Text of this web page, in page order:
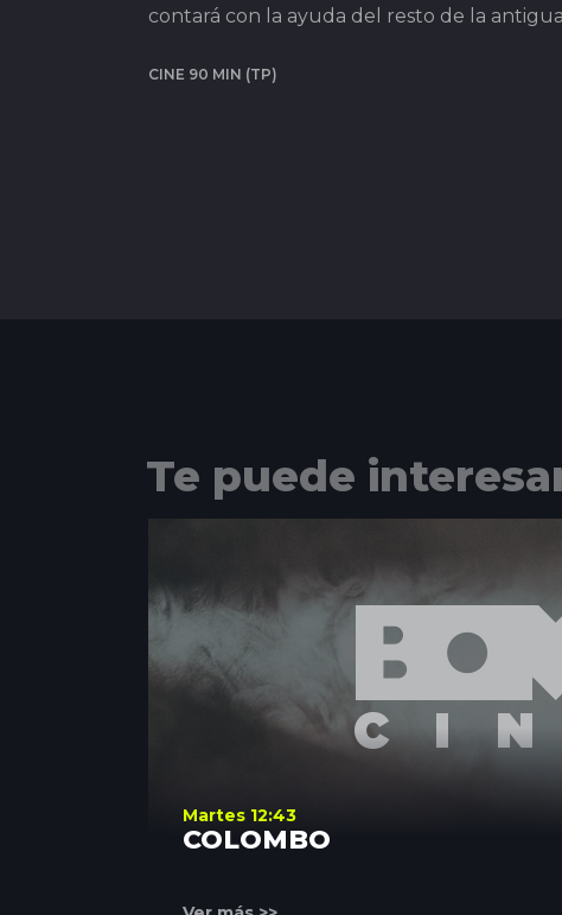
contará con la ayuda del resto de la
CINE 90 MIN (TP)
Te puede
Martes 12:43
COLOMBO